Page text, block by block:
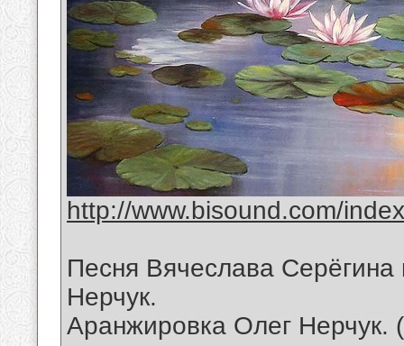
http://www.bisound.com/
Песня Вячеслава
Нерчук.
Аранжировка Олег Нерчук.